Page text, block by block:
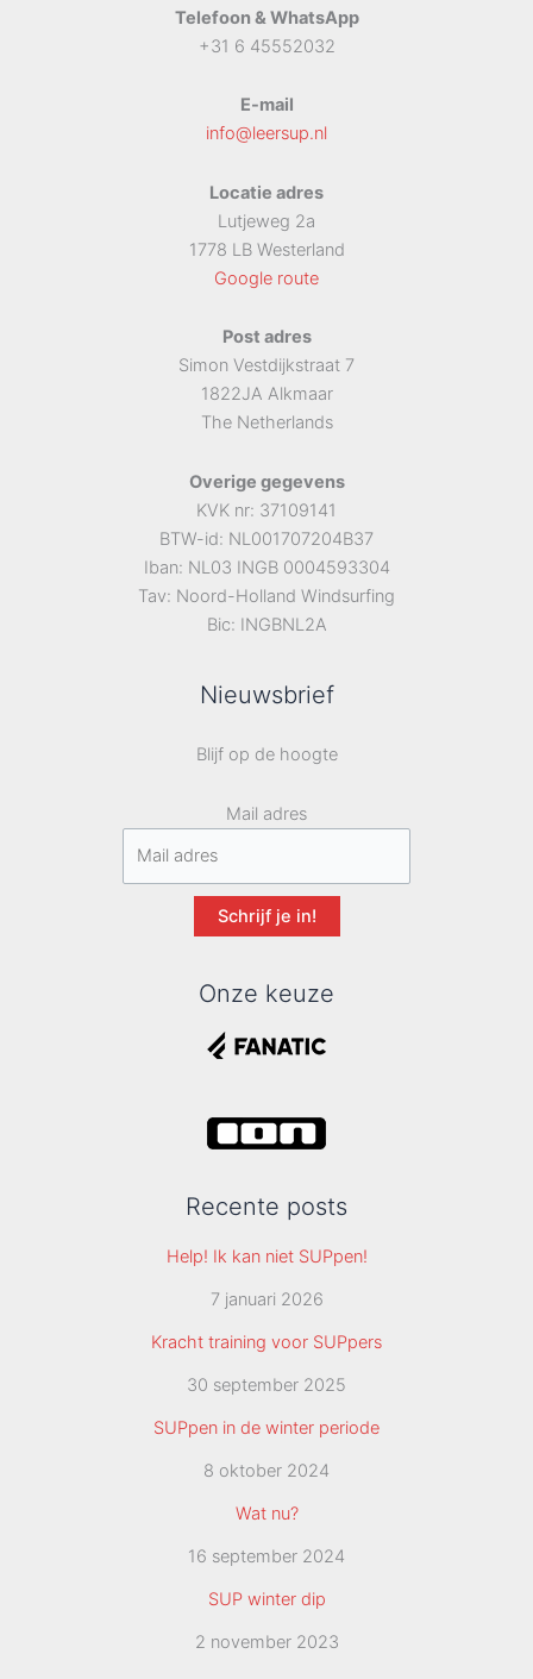
Telefoon & WhatsApp
+31 6 45552032
E-mail
info@leersup.nl
Locatie adres
Lutjeweg 2a
1778 LB Westerland
Google route
Post adres
Simon Vestdijkstraat 7
1822JA Alkmaar
The Netherlands
Overige gegevens
KVK nr: 37109141
BTW-id: NL001707204B37
Iban: NL03 INGB 0004593304
Tav: Noord-Holland Windsurfing
Bic: INGBNL2A
Nieuwsbrief
Blijf op de hoogte
Mail adres
Schrijf je in!
Onze keuze
Recente posts
Help! Ik kan niet SUPpen!
7 januari 2026
Kracht training voor SUPpers
30 september 2025
SUPpen in de winter periode
8 oktober 2024
Wat nu?
16 september 2024
SUP winter dip
2 november 2023